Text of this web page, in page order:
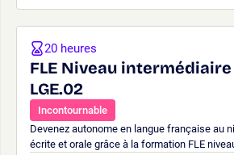
FLE Niveau intermédiaire
LGE.02
Incontournable
Devenez autonome en langue française au
écrite et orale grâce à la formation FLE
20 heures